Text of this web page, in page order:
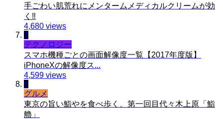
手ごわい肌荒れにメンタームメディカルクリームが効
く‼︎
4,680 views
7
テクノロジー
スマホ機種ごとの画面解像度一覧【2017年度版】
iPhoneXの解像度ス...
4,599 views
8
グルメ
東京の旨い鮨やを食べ歩く、第一回目代々木上原「鮨
艪」